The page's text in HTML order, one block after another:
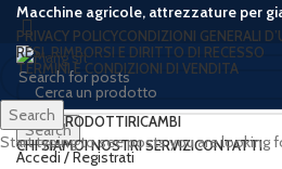
Macchine agricole, attrezzature per
PRIVACY POLICYCONDIZIONI GENERALI
RESI, RIMBORSI E DIRITTO DI RECESSO
TERMINI E CONDIZIONI DI VENDITA
Search
Accedi / Registrati
HOME PRODOTTIRICAMBI
CHI SIAMOI NOSTRI SERVIZICONTATTI
Search
Start typing to see posts you are looking